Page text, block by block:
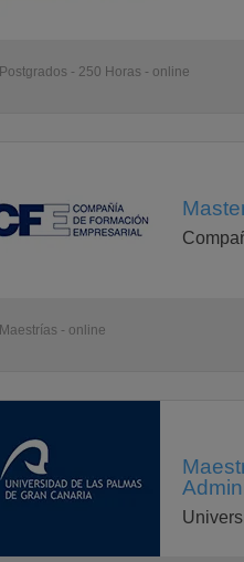
Postgrados - 250 Horas - online
Maestrías - online